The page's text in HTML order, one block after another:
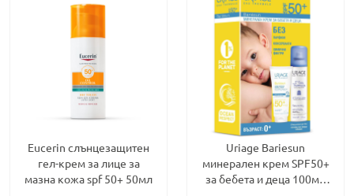
Eucerin слънцезащитен
гел-крем за лице за
мазна кожа spf 50+ 50мл
Uriage Bariesun
минерален крем SPF50+
за бебета и деца 100мл